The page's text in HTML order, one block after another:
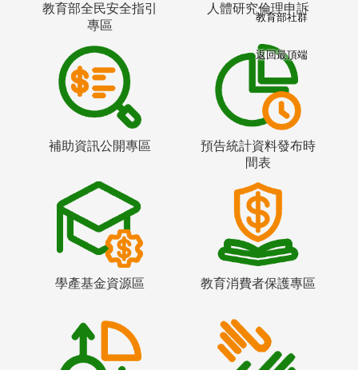
教育部全民安全指引
專區
人體研究倫理申訴
補助資訊公開專區
預告統計資料發布時
間表
學產基金資源區 教育消費者保護專區
教育部社群
返回最頂端